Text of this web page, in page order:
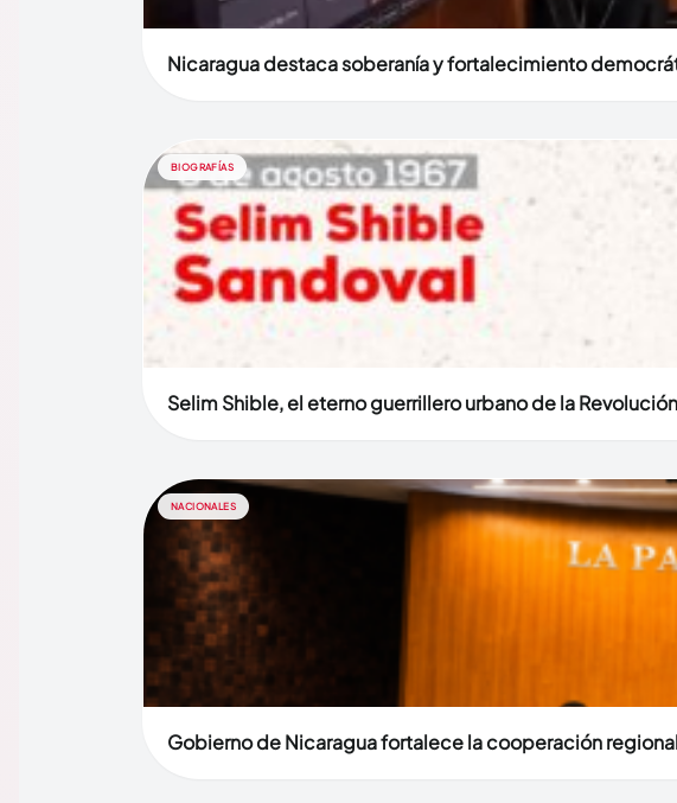
Nicaragua destaca soberanía y fortalecimiento
BIOGRAFÍAS
Selim Shible, el eterno guerrillero urbano de la
NACIONALES
Gobierno de Nicaragua fortalece la cooperación